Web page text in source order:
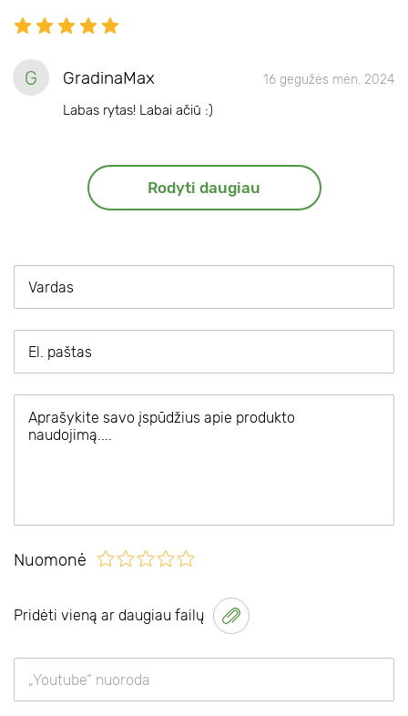
G GradinaMax 16 gegužės mėn. 2024
Labas rytas! Labai ačiū :)
Rodyti daugiau
Nuomonė
Pridėti vieną ar daugiau failų